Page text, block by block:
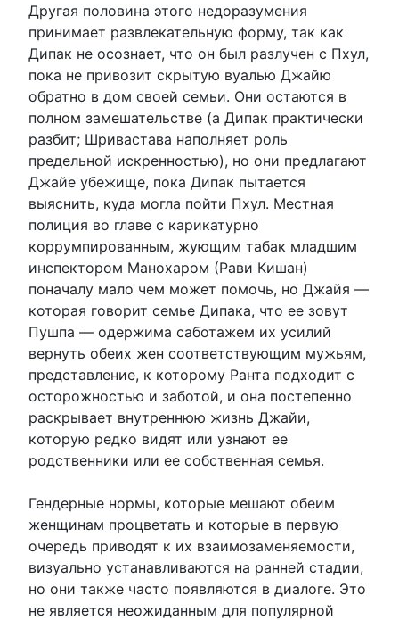
Другая половина этого недоразумения
принимает развлекательную форму, так как
Дипак не осознает, что он был разлучен с Пхул,
пока не привозит скрытую вуалью Джайю
обратно в дом своей семьи. Они остаются в
полном замешательстве (а Дипак практически
разбит; Шривастава наполняет роль
предельной искренностью), но они предлагают
Джайе убежище, пока Дипак пытается
выяснить, куда могла пойти Пхул. Местная
полиция во главе с карикатурно
коррумпированным, жующим табак младшим
инспектором Манохаром (Рави Кишан)
поначалу мало чем может помочь, но Джайя —
которая говорит семье Дипака, что ее зовут
Пушпа — одержима саботажем их усилий
вернуть обеих жен соответствующим мужьям,
представление, к которому Ранта подходит с
осторожностью и заботой, и она постепенно
раскрывает внутреннюю жизнь Джайи,
которую редко видят или узнают ее
родственники или ее собственная семья.
Гендерные нормы, которые мешают обеим
женщинам процветать и которые в первую
очередь приводят к их взаимозаменяемости,
визуально устанавливаются на ранней стадии,
но они также часто появляются в диалоге. Это
не является неожиданным для популярной